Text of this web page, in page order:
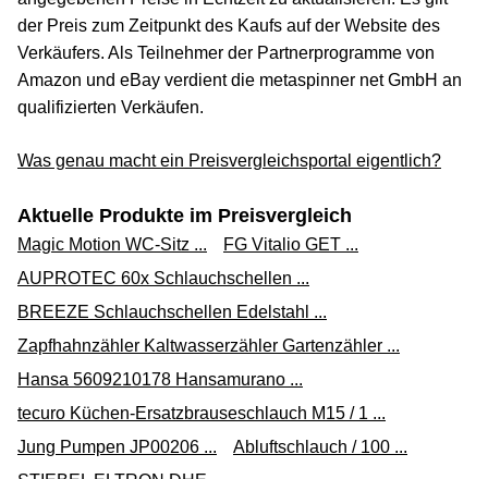
der Preis zum Zeitpunkt des Kaufs auf der Website des
Verkäufers. Als Teilnehmer der Partnerprogramme von
Amazon und eBay verdient die metaspinner net GmbH an
qualifizierten Verkäufen.
Was genau macht ein Preisvergleichsportal eigentlich?
Aktuelle Produkte im Preisvergleich
Magic Motion WC-Sitz ...
FG Vitalio GET ...
AUPROTEC 60x Schlauchschellen ...
BREEZE Schlauchschellen Edelstahl ...
Zapfhahnzähler Kaltwasserzähler Gartenzähler ...
Hansa 5609210178 Hansamurano ...
tecuro Küchen-Ersatzbrauseschlauch M15 / 1 ...
Jung Pumpen JP00206 ...
Abluftschlauch / 100 ...